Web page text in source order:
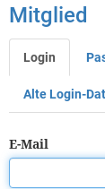
Mitglied
Primäre
Reiter
Login
Alte Login-
E-Mail